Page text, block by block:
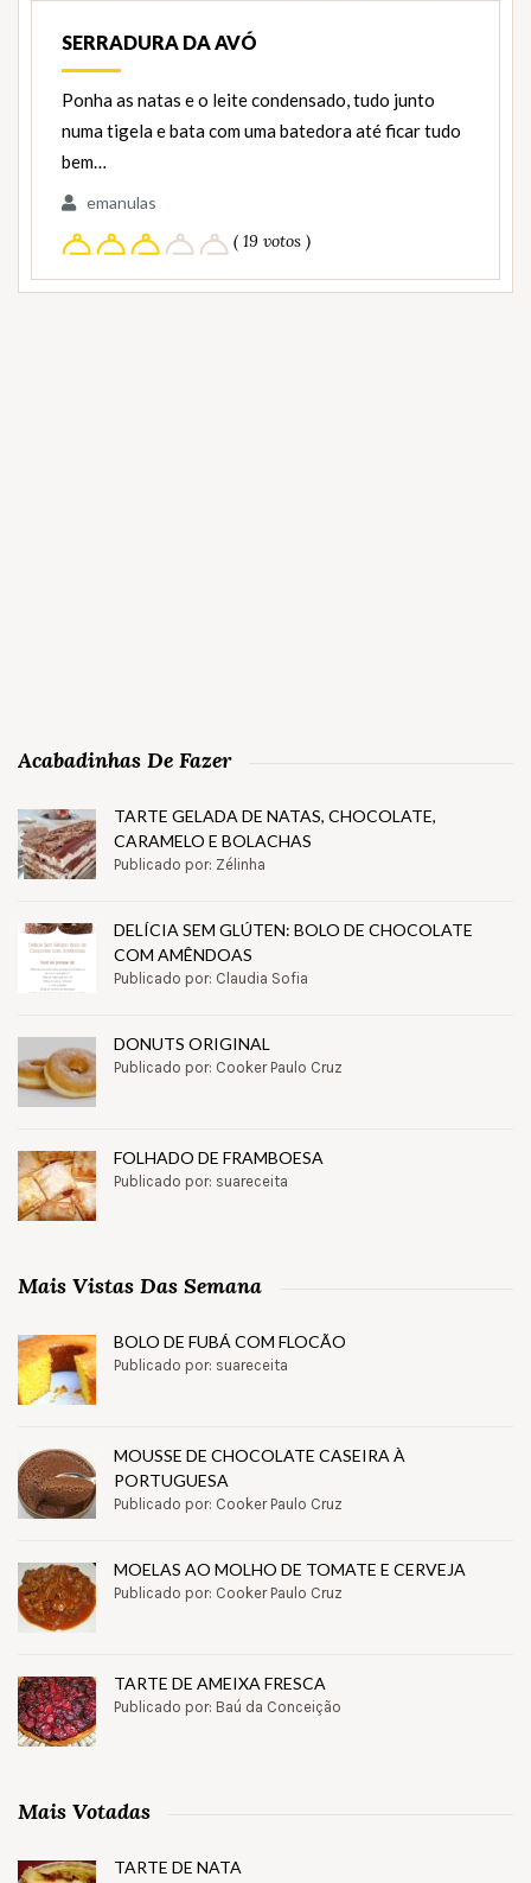
SERRADURA DA AVÓ
Ponha as natas e o leite condensado, tudo junto
numa tigela e bata com uma batedora até ficar tudo
bem…
emanulas
( 19 votos )
Acabadinhas De Fazer
TARTE GELADA DE NATAS, CHOCOLATE,
CARAMELO E BOLACHAS
Publicado por: Zélinha
DELÍCIA SEM GLÚTEN: BOLO DE CHOCOLATE
COM AMÊNDOAS
Publicado por: Claudia Sofia
DONUTS ORIGINAL
Publicado por: Cooker Paulo Cruz
FOLHADO DE FRAMBOESA
Publicado por: suareceita
Mais Vistas Das Semana
BOLO DE FUBÁ COM FLOCÃO
Publicado por: suareceita
MOUSSE DE CHOCOLATE CASEIRA À
PORTUGUESA
Publicado por: Cooker Paulo Cruz
MOELAS AO MOLHO DE TOMATE E CERVEJA
Publicado por: Cooker Paulo Cruz
TARTE DE AMEIXA FRESCA
Publicado por: Baú da Conceição
Mais Votadas
TARTE DE NATA